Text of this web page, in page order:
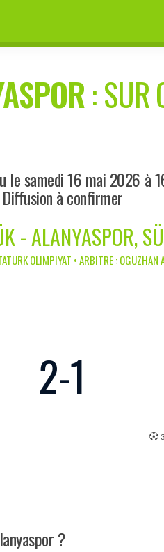
: SUR
le samedi 16 mai 2026 à
Diffusion à confirmer
- ALANYASPOR,
OLIMPIYAT • ARBITRE : OGUZHAN
2-1
?